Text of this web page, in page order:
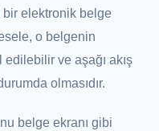
bir elektronik belge
o belgenin
ve aşağı akış
olmasıdır.
belge ekranı gibi